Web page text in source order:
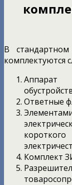
В
комплектуются
Аппарат
Ответные
Комплект